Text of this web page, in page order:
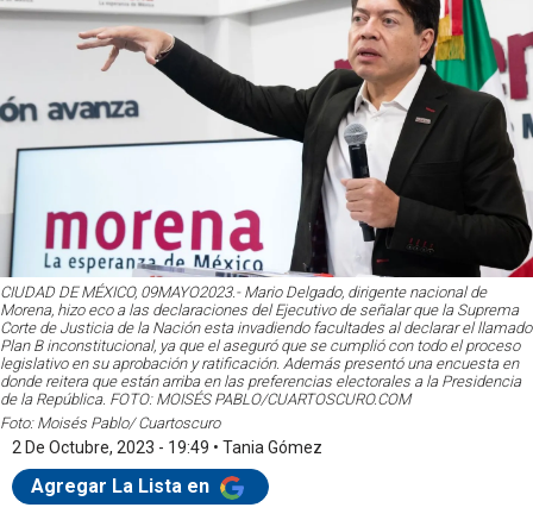
CIUDAD DE MÉXICO, 09MAYO2023.- Mario Delgado, dirigente nacional de
Morena, hizo eco a las declaraciones del Ejecutivo de señalar que la Suprema
Corte de Justicia de la Nación esta invadiendo facultades al declarar el llamado
Plan B inconstitucional, ya que el aseguró que se cumplió con todo el proceso
legislativo en su aprobación y ratificación. Además presentó una encuesta en
donde reitera que están arriba en las preferencias electorales a la Presidencia
de la República. FOTO: MOISÉS PABLO/CUARTOSCURO.COM
Foto: Moisés Pablo/ Cuartoscuro
2 De Octubre, 2023 - 19:49 • Tania Gómez
Agregar La Lista en